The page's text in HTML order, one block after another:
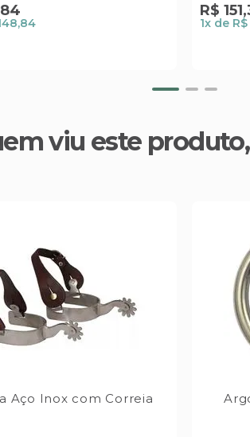
84 R$ 151,
1x de R$
viu este
Aço Inox com Correia